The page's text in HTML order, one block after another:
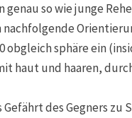
so wie junge
obgleich sphäre ein
haut und haaren,
des Gegners zu